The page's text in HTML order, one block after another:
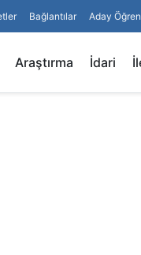
Bağlantılar Aday
Araştırma İdari